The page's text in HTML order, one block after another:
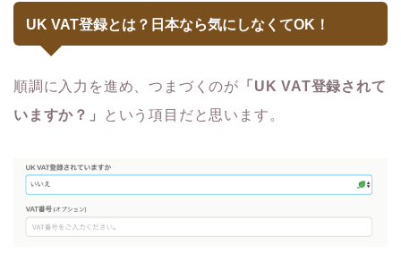
UK VAT登録とは？日本なら気にしなくてOK！
順調に入力を進め、つまづくのが 「UK VAT登録されて
いますか？」
という項目だと思います。